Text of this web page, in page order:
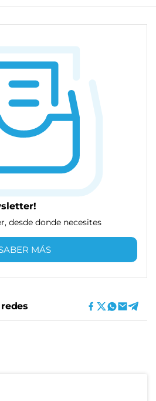
desde donde necesites
MÁS